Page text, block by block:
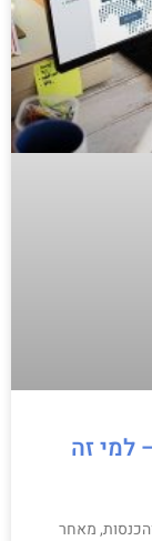
למי זה
מאחר